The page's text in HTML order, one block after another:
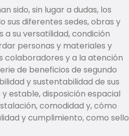
sido, sin lugar a dudas, los
sus diferentes sedes, obras y
a su versatilidad, condición
personas y materiales y
colaboradores y a la atención
de beneficios de segundo
y sustentabilidad de sus
estable, disposición espacial
comodidad y, cómo
y cumplimiento, como sello